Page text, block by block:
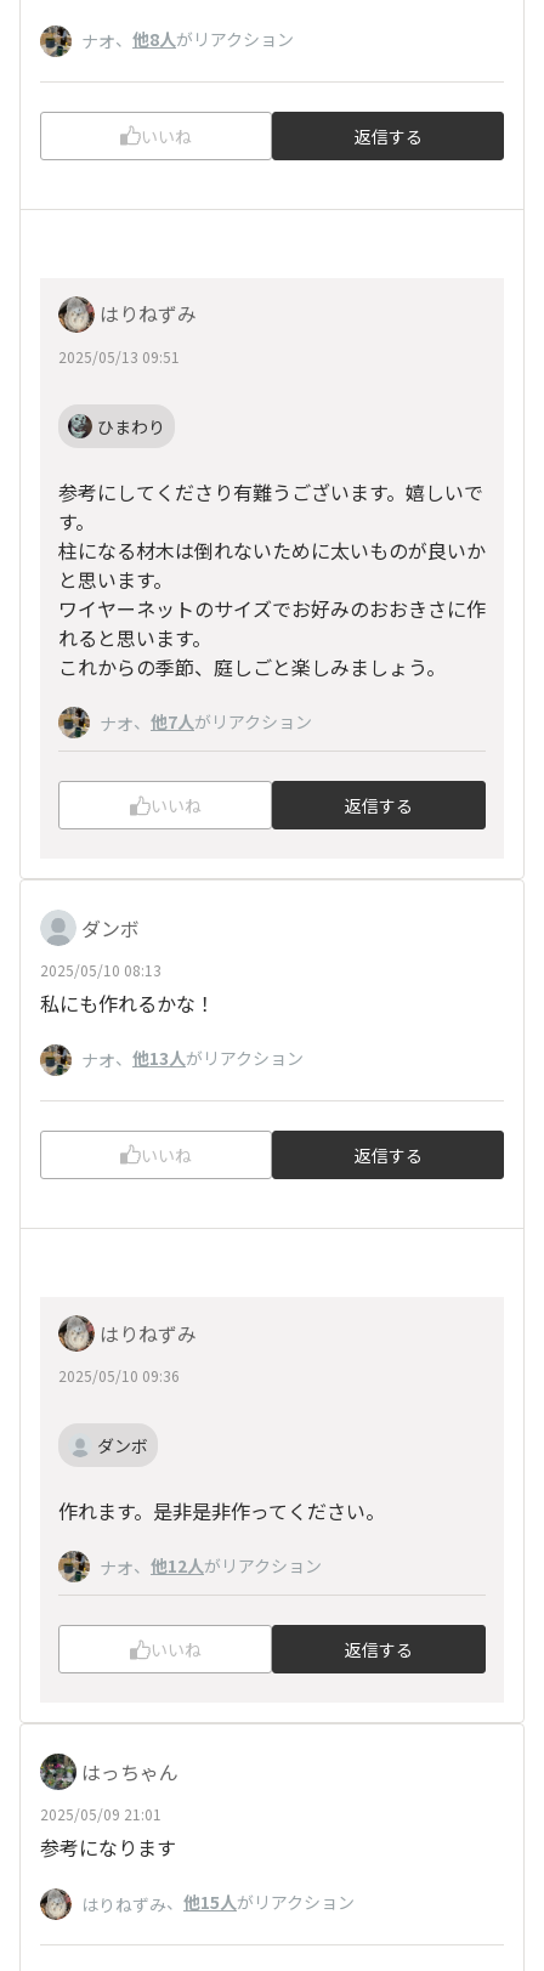
ナオ、 他8人がリアクション
いいね 返信する
はりねずみ
2025/05/13 09:51
ひまわり
参考にしてくださり有難うございます。嬉しいで
す。
柱になる材木は倒れないために太いものが良いか
と思います。
ワイヤーネットのサイズでお好みのおおきさに作
れると思います。
これからの季節、庭しごと楽しみましょう。
ナオ、 他7人がリアクション
いいね 返信する
ダンボ
2025/05/10 08:13
私にも作れるかな！
ナオ、 他13人がリアクション
いいね 返信する
はりねずみ
2025/05/10 09:36
ダンボ
作れます。是非是非作ってください。
ナオ、 他12人がリアクション
いいね 返信する
はっちゃん
2025/05/09 21:01
参考になります
はりねずみ、 他15人がリアクション